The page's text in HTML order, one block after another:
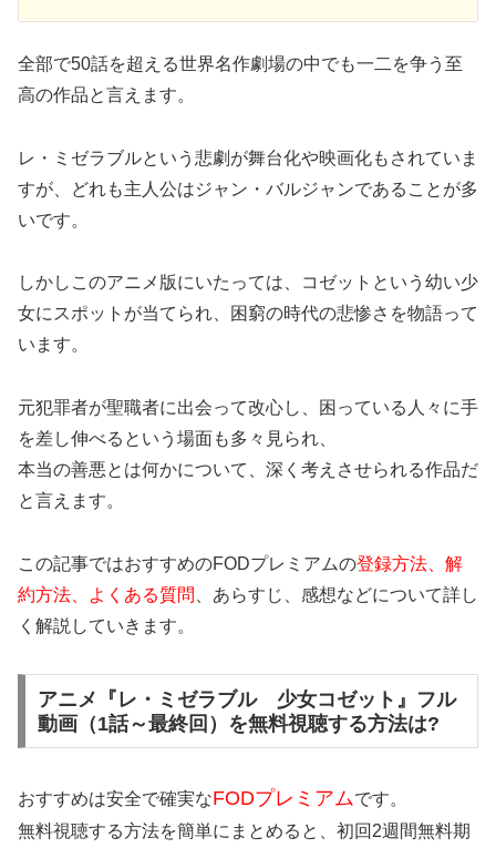
全部で50話を超える世界名作劇場の中でも一二を争う至
高の作品と言えます。
レ・ミゼラブルという悲劇が舞台化や映画化もされていま
すが、どれも主人公はジャン・バルジャンであることが多
いです。
しかしこのアニメ版にいたっては、コゼットという幼い少
女にスポットが当てられ、困窮の時代の悲惨さを物語って
います。
元犯罪者が聖職者に出会って改心し、困っている人々に手
を差し伸べるという場面も多々見られ、
本当の善悪とは何かについて、深く考えさせられる作品だ
と言えます。
この記事ではおすすめのFODプレミアムの登録方法、解
約方法、よくある質問
、あらすじ、感想などについて詳し
く解説していきます。
アニメ『レ・ミゼラブル 少女コゼット』フル
動画（1話～最終回）を無料視聴する方法は?
おすすめは安全で確実なFODプレミアムです。
無料視聴する方法を簡単にまとめると、初回2週間無料期